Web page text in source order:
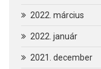
2022. március
2022. január
2021. december